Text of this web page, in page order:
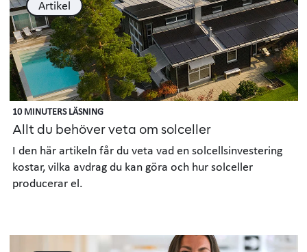
Artikel
10 MINUTERS LÄSNING
Allt du behöver veta om solceller
I den här artikeln får du veta vad en solcellsinvestering
kostar, vilka avdrag du kan göra och hur solceller
producerar el.